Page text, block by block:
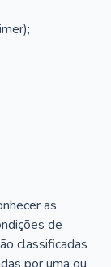
as
de
classificadas